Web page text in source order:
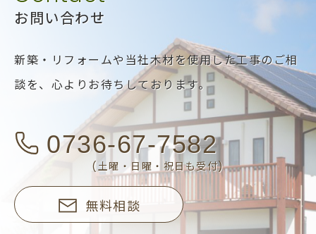
お問い合わせ
新築・リフォームや当社木材を使用した工事のご相
談を、 心よりお待ちしております。
0736-67-7582
(土曜・日曜・祝日も受付)
無料相談